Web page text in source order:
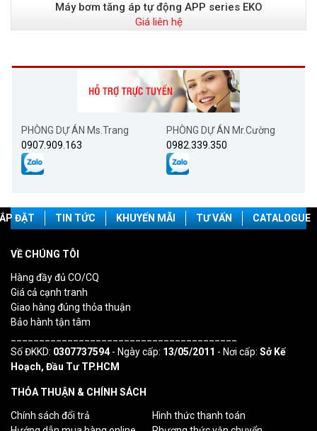
Máy bơm tăng áp tự động APP series EKO
Giá liên hệ
PHÒNG DỰ ÁN Ms.Trang
0907.909.163
PHÒNG DỰ ÁN Mr.Cường
0982.339.350
ĐẶT TIN TỨC KHUYẾN MÃI TƯ VẤN CATALOGUE
VỀ CHÚNG TÔI
Hàng đầy đủ CO/CQ
Giá cả cạnh tranh
Giao hàng đúng thỏa thuận
Bảo hành tận tâm
Số ĐKKD: 0307737594- Ngày cấp: 13/05/2011 - Nơi cấp: Sở Kế
Hoạch, Đầu Tư TP.HCM
THỎA THUẬN & CHÍNH SÁCH
Chính sách đổi trả
Hình thức thanh toán